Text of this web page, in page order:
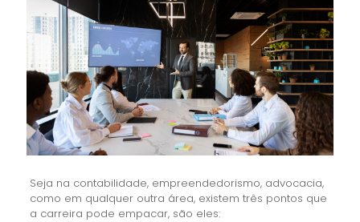
Seja na contabilidade, empreendedorismo, advocacia,
como em qualquer outra área, existem três pontos que
a carreira pode empacar, são eles: